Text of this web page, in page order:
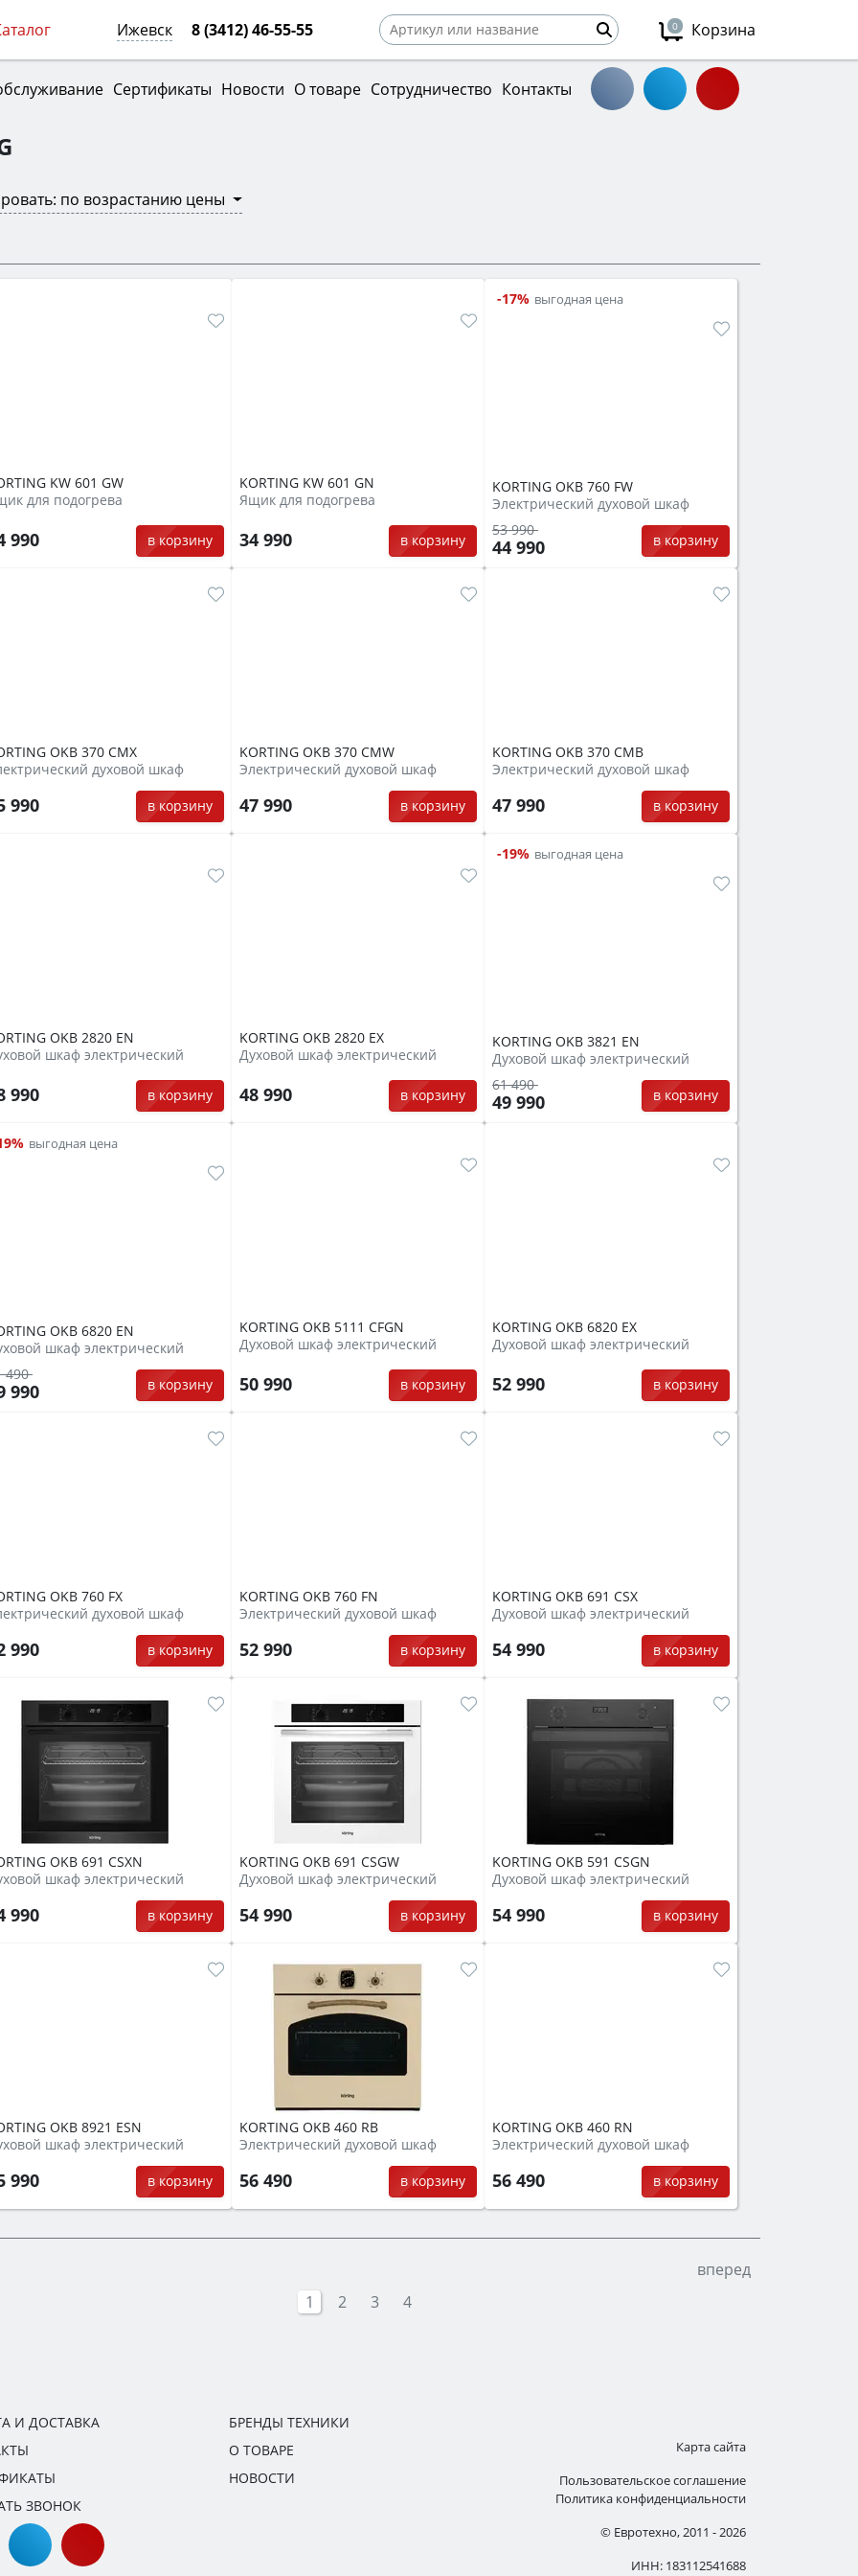
Ижевск 8 (3412) 46-55-55 0 Корзина
Сертификаты Новости О товаре Сотрудничество Контакты
по возрастанию цены
KW 601 GW
для подогрева
990 в корзину
KORTING KW 601 GN
Ящик для подогрева
34 990 в корзину
-17% выгодная цена
KORTING OKB 760 FW
Электрический духовой шкаф
53 990
44 990 в корзину
OKB 370 CMX
духовой шкаф
990 в корзину
KORTING OKB 370 CMW
Электрический духовой шкаф
47 990 в корзину
KORTING OKB 370 CMB
Электрический духовой шкаф
47 990 в корзину
OKB 2820 EN
шкаф электрический
990 в корзину
KORTING OKB 2820 EX
Духовой шкаф электрический
48 990 в корзину
-19% выгодная цена
KORTING OKB 3821 EN
Духовой шкаф электрический
61 490
49 990 в корзину
выгодная цена
OKB 6820 EN
шкаф электрический
490
990 в корзину
KORTING OKB 5111 CFGN
Духовой шкаф электрический
50 990 в корзину
KORTING OKB 6820 EX
Духовой шкаф электрический
52 990 в корзину
OKB 760 FX
духовой шкаф
990 в корзину
KORTING OKB 760 FN
Электрический духовой шкаф
52 990 в корзину
KORTING OKB 691 CSX
Духовой шкаф электрический
54 990 в корзину
OKB 691 CSXN
шкаф электрический
990 в корзину
KORTING OKB 691 CSGW
Духовой шкаф электрический
54 990 в корзину
KORTING OKB 591 CSGN
Духовой шкаф электрический
54 990 в корзину
OKB 8921 ESN
шкаф электрический
990 в корзину
KORTING OKB 460 RB
Электрический духовой шкаф
56 490 в корзину
KORTING OKB 460 RN
Электрический духовой шкаф
56 490 в корзину
вперед
1
2 3 4
И ДОСТАВКА
ЗВОНОК
БРЕНДЫ ТЕХНИКИ
О ТОВАРЕ
НОВОСТИ
Карта сайта
Пользовательское соглашение
Политика конфиденциальности
© Евротехно, 2011 - 2026
ИНН: 183112541688